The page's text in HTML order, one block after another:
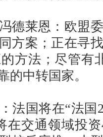
莱恩：欧盟委
方案；正在寻
方法；尽管有
的中转国家。
国将在“法国
在交通领域投